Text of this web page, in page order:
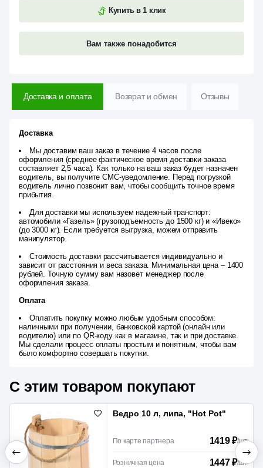
Купить в 1 клик
Вам также понадобится
Доставка и оплата Возврат и обмен Отзывы
Доставка
Мы доставим ваш заказ в течение 4 часов после
оформления (среднее фактическое время доставки заказа
составляет 2,5 часа). Как только на ваш заказ будет назначен
водитель, вы получите СМС-уведомление. Перед погрузкой
водитель лично позвонит вам, чтобы сообщить точное время
прибытия.
Для доставки мы используем надежный транспорт:
автомобили «Газель» (грузоподъемность до 1500 кг) и «Ивеко»
(до 3000 кг). Если требуется выгрузка, можем отправить
манипулятор.
Стоимость доставки рассчитывается индивидуально и
зависит от расстояния и веса заказа. Минимальная цена – 1400
рублей. Точную сумму вам назовет менеджер после
оформления заказа.
Оплата
Оплатить покупку можно любым удобным способом:
наличными при получении, банковской картой (онлайн или
водителю) или по QR-коду как в магазине, так и при доставке.
Мы сделали процесс оплаты простым и понятным, чтобы вам
было комфортно совершать покупки.
С этим товаром покупают
Ведро 10 л, липа, "Hot Pot"
По карте партнера 1419 ₽/шт
Розничная цена 1447 ₽/шт